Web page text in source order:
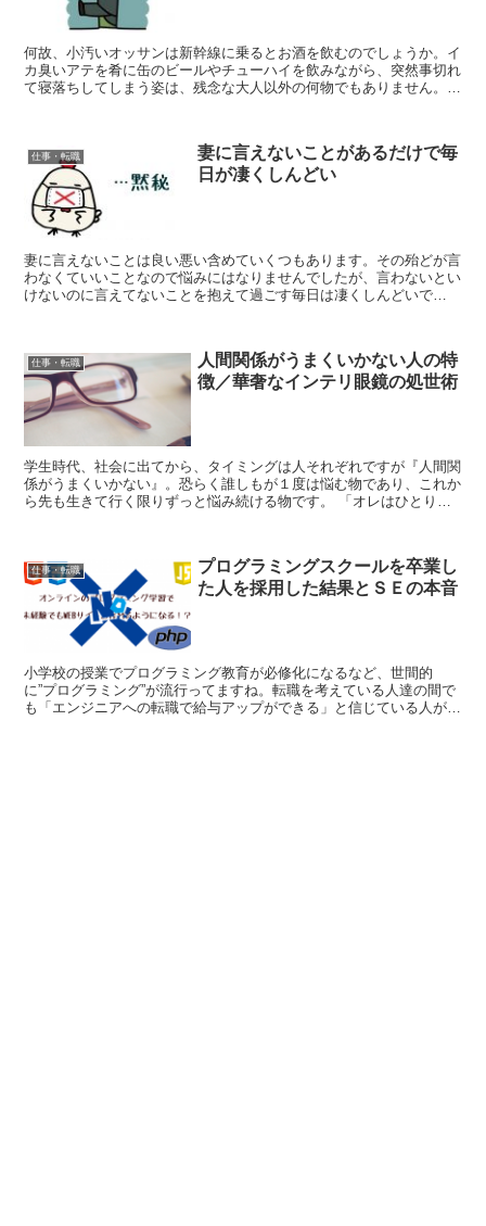
何故、小汚いオッサンは新幹線に乗るとお酒を飲むのでしょうか。イ
カ臭いアテを肴に缶のビールやチューハイを飲みながら、突然事切れ
て寝落ちしてしまう姿は、残念な大人以外の何物でもありません。
仕事・転職
妻に言えないことがあるだけで毎
日が凄くしんどい
妻に言えないことは良い悪い含めていくつもあります。その殆どが言
わなくていいことなので悩みにはなりませんでしたが、言わないとい
けないのに言えてないことを抱えて過ごす毎日は凄くしんどいで
仕事・転職
人間関係がうまくいかない人の特
徴／華奢なインテリ眼鏡の処世術
学生時代、社会に出てから、タイミングは人それぞれですが『人間関
係がうまくいかない』。恐らく誰しもが１度は悩む物であり、これか
ら先も生きて行く限りずっと悩み続ける物です。 「オレはひとりで
仕事・転職
プログラミングスクールを卒業し
た人を採用した結果とＳＥの本音
小学校の授業でプログラミング教育が必修化になるなど、世間的
に”プログラミング”が流行ってますね。転職を考えている人達の間で
も「エンジニアへの転職で給与アップができる」と信じている人が少